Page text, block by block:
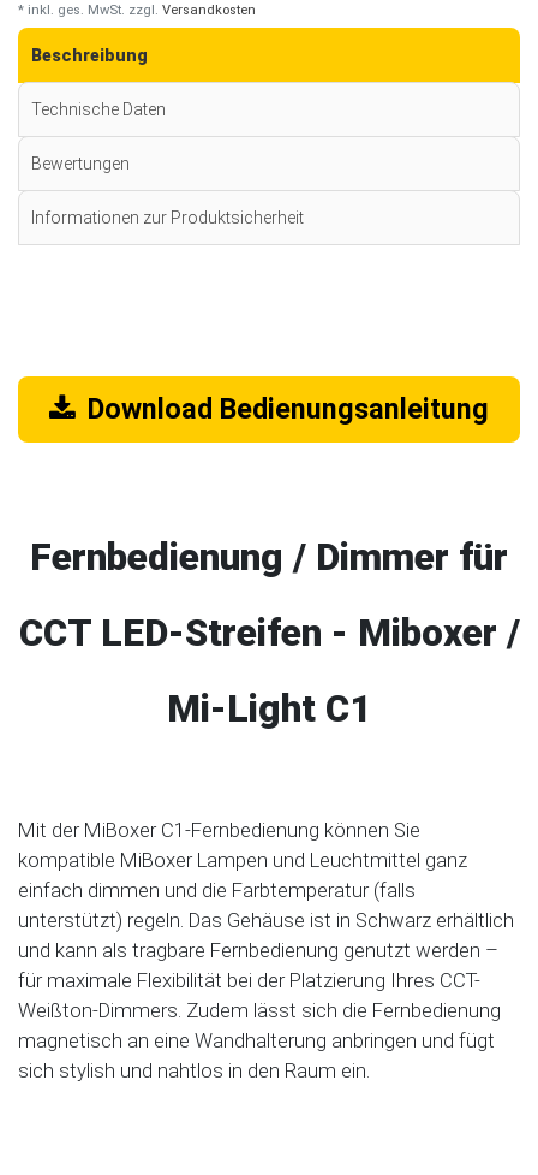
* inkl. ges. MwSt. zzgl. Versandkosten
Beschreibung
Technische Daten
Bewertungen
Informationen zur Produktsicherheit
Download Bedienungsanleitung
Fernbedienung / Dimmer für
CCT LED-Streifen - Miboxer /
Mi-Light C1
Mit der MiBoxer C1-Fernbedienung können Sie
kompatible MiBoxer Lampen und Leuchtmittel ganz
einfach dimmen und die Farbtemperatur (falls
unterstützt) regeln. Das Gehäuse ist in Schwarz erhältlich
und kann als tragbare Fernbedienung genutzt werden –
für maximale Flexibilität bei der Platzierung Ihres CCT-
Weißton-Dimmers. Zudem lässt sich die Fernbedienung
magnetisch an eine Wandhalterung anbringen und fügt
sich stylish und nahtlos in den Raum ein.